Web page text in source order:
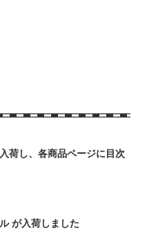
荷し、各商品ページに目次
が入荷しました